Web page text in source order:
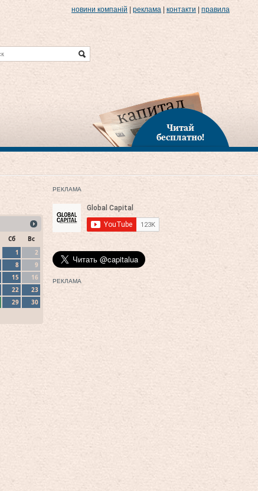
новини компаній реклама контакти правила
Читай
бесплатно!
Сб
Вс
1
2
8
9
15
16
22
23
29
30
РЕКЛАМА
РЕКЛАМА